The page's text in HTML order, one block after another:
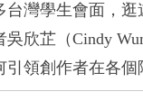
台灣學生會面，
吳欣芷 （Cindy
領創作者在各個